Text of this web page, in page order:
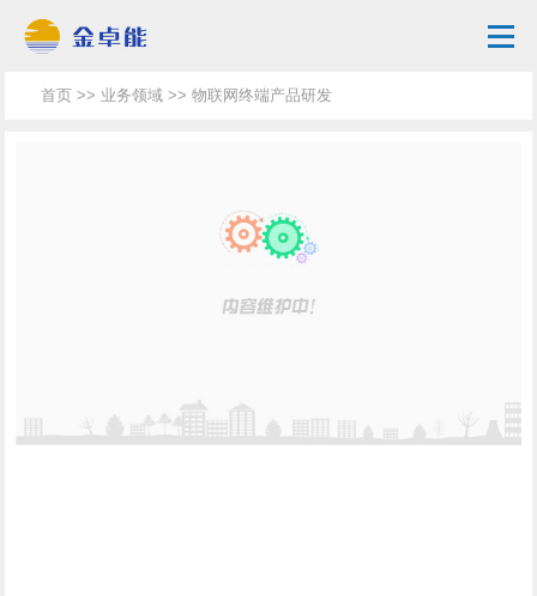
首页 >> 业务领域 >> 物联网终端产品研发